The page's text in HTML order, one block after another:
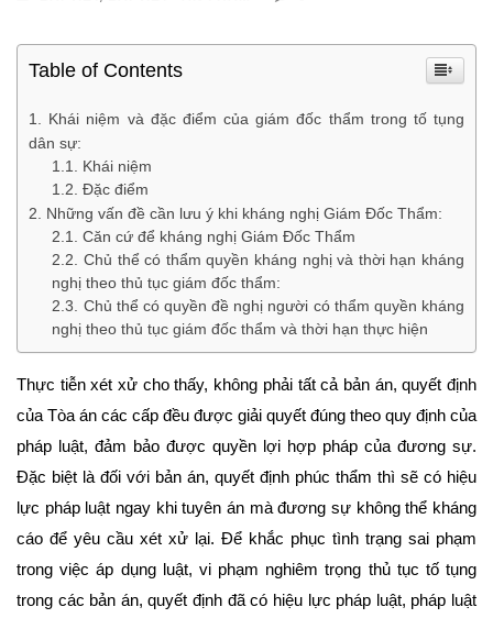
Table of Contents
Khái niệm và đặc điểm của giám đốc thẩm trong tố tụng
dân sự:
Khái niệm
Đặc điểm
Những vấn đề cần lưu ý khi kháng nghị Giám Đốc Thẩm:
Căn cứ để kháng nghị Giám Đốc Thẩm
Chủ thể có thẩm quyền kháng nghị và thời hạn kháng
nghị theo thủ tục giám đốc thẩm:
Chủ thể có quyền đề nghị người có thẩm quyền kháng
nghị theo thủ tục giám đốc thẩm và thời hạn thực hiện
Thực tiễn xét xử cho thấy, không phải tất cả bản án, quyết định
của Tòa án các cấp đều được giải quyết đúng theo quy định của
pháp luật, đảm bảo được quyền lợi hợp pháp của đương sự.
Đặc biệt là đối với bản án, quyết định phúc thẩm thì sẽ có hiệu
lực pháp luật ngay khi tuyên án mà đương sự không thể kháng
cáo để yêu cầu xét xử lại. Để khắc phục tình trạng sai phạm
trong việc áp dụng luật, vi phạm nghiêm trọng thủ tục tố tụng
trong các bản án, quyết định đã có hiệu lực pháp luật, pháp luật